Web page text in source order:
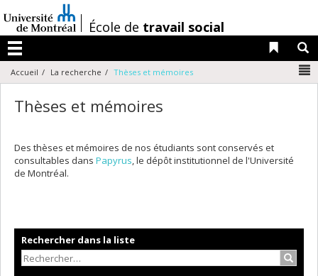
au
contenu
/École de travail social
Menu
Liens
Accueil La recherche Thèses et mémoires
Thèses et mémoires
Des thèses et mémoires de nos étudiants sont conservés et
consultables dans Papyrus, le dépôt institutionnel de l'Université
de Montréal.
Rechercher dans la liste